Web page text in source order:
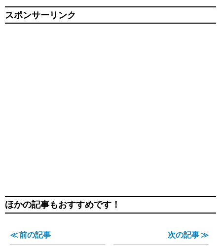
スポンサーリンク
ほかの記事もおすすめです！
≪ 前の記事 次の記事 ≫